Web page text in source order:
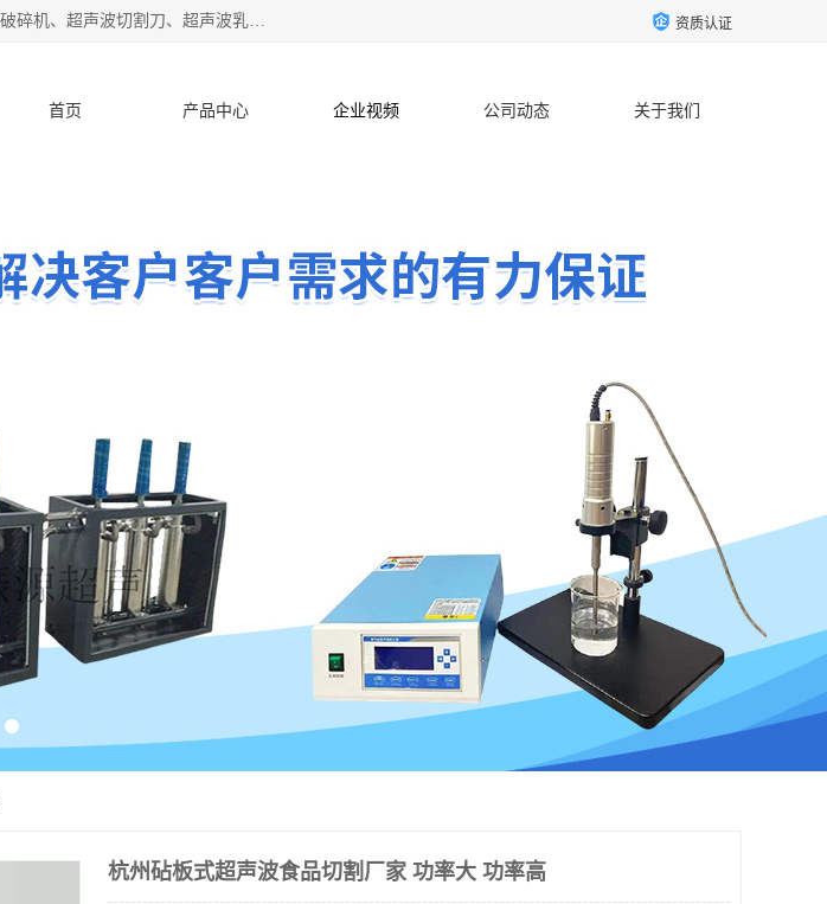
杭州振源超声设备有限公司主营产品：超声波分散机、超声波搅拌机、超声波均质机、超声波破碎机、超声波切割刀、超声波乳化机、超声波提取机、超声波振动棒等设备。秉承诚信经营、品质至上的服务宗旨，与多家企业建立了长期的合作关系。公司坚持以质量赢市场，以服务赢客户，始终以客户利益为中心。 资质认证
首页 产品中心 企业视频 公司动态 关于我们
杭州砧板式超声波食品切割厂家 功率大 功率高